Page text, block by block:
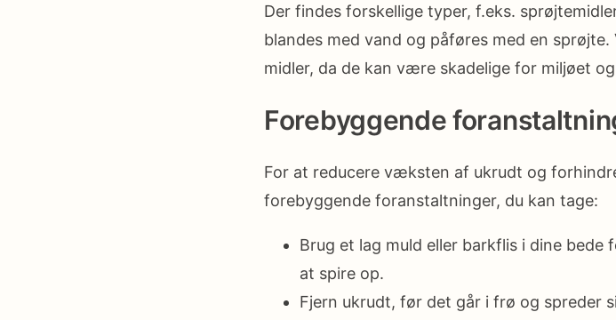
Der findes forskellige typer, f.eks.
blandes med vand og påføres med en
midler, da de kan være skadelige for miljøet
Forebyggende
For at reducere væksten af ukrudt og
forebyggende foranstaltninger, du kan tage:
Brug et lag muld eller barkflis i dine
at spire op.
Fjern ukrudt, før det går i frø og spreder